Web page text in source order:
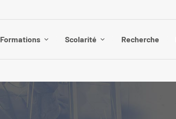
Formations Scolarité Recherche